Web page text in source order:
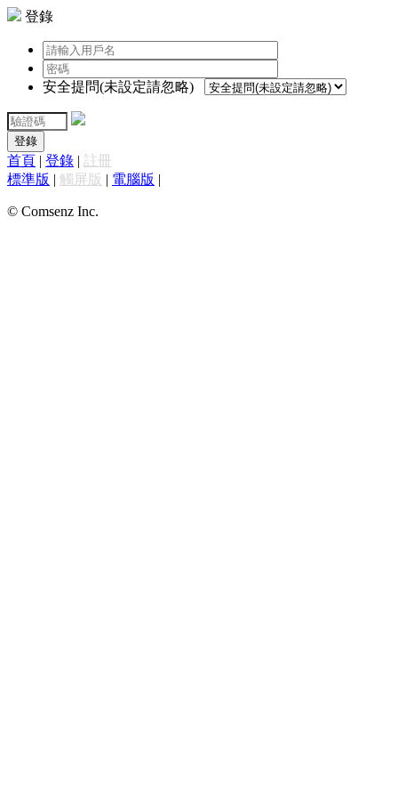
登錄
安全提問(未設定請忽略)
登錄
首頁 | 登錄 | 註冊
標準版 | 觸屏版 | 電腦版 |
© Comsenz Inc.